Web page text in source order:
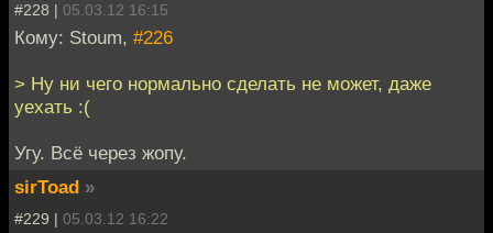
#228 | 05.03.12 16:15
Кому: Stoum, #226
> Ну ни чего нормально сделать не может, даже
уехать :(
Угу. Всё через жопу.
sirToad »
#229 | 05.03.12 16:22